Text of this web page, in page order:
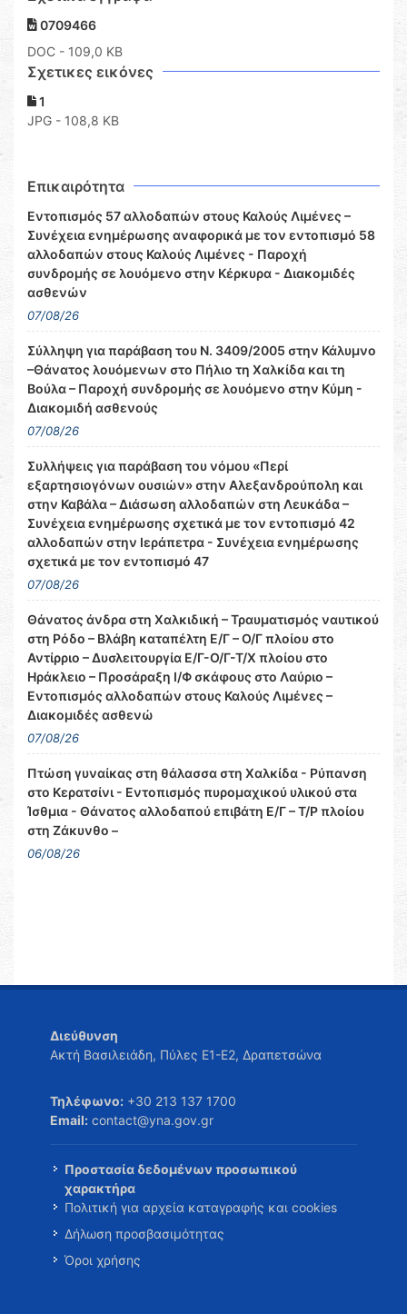
0709466
DOC - 109,0 KB
Σχετικες εικόνες
1
JPG - 108,8 KB
Επικαιρότητα
Εντοπισμός 57 αλλοδαπών στους Καλούς Λιμένες –
Συνέχεια ενημέρωσης αναφορικά με τον εντοπισμό 58
αλλοδαπών στους Καλούς Λιμένες - Παροχή
συνδρομής σε λουόμενο στην Κέρκυρα - Διακομιδές
ασθενών
07/08/26
Σύλληψη για παράβαση του Ν. 3409/2005 στην Κάλυμνο
–Θάνατος λουόμενων στο Πήλιο τη Χαλκίδα και τη
Βούλα – Παροχή συνδρομής σε λουόμενο στην Κύμη -
Διακομιδή ασθενούς
07/08/26
Συλλήψεις για παράβαση του νόμου «Περί
εξαρτησιογόνων ουσιών» στην Αλεξανδρούπολη και
στην Καβάλα – Διάσωση αλλοδαπών στη Λευκάδα –
Συνέχεια ενημέρωσης σχετικά με τον εντοπισμό 42
αλλοδαπών στην Ιεράπετρα - Συνέχεια ενημέρωσης
σχετικά με τον εντοπισμό 47
07/08/26
Θάνατος άνδρα στη Χαλκιδική – Τραυματισμός ναυτικού
στη Ρόδο – Βλάβη καταπέλτη Ε/Γ – Ο/Γ πλοίου στο
Αντίρριο – Δυσλειτουργία Ε/Γ-Ο/Γ-Τ/Χ πλοίου στο
Ηράκλειο – Προσάραξη Ι/Φ σκάφους στο Λαύριο –
Εντοπισμός αλλοδαπών στους Καλούς Λιμένες –
Διακομιδές ασθενώ
07/08/26
Πτώση γυναίκας στη θάλασσα στη Χαλκίδα - Ρύπανση
στο Κερατσίνι - Εντοπισμός πυρομαχικού υλικού στα
Ίσθμια - Θάνατος αλλοδαπού επιβάτη Ε/Γ – Τ/Ρ πλοίου
στη Ζάκυνθο –
06/08/26
Διεύθυνση
Ακτή Βασιλειάδη, Πύλες Ε1-Ε2, Δραπετσώνα
Τηλέφωνο: +30 213 137 1700
Email: contact@yna.gov.gr
Προστασία δεδομένων προσωπικού
χαρακτήρα
Πολιτική για αρχεία καταγραφής και cookies
Δήλωση προσβασιμότητας
Όροι χρήσης